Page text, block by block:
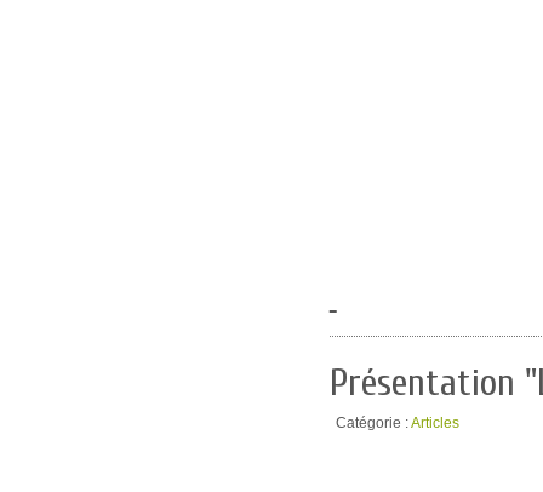
Présentation
Catégorie :Articles